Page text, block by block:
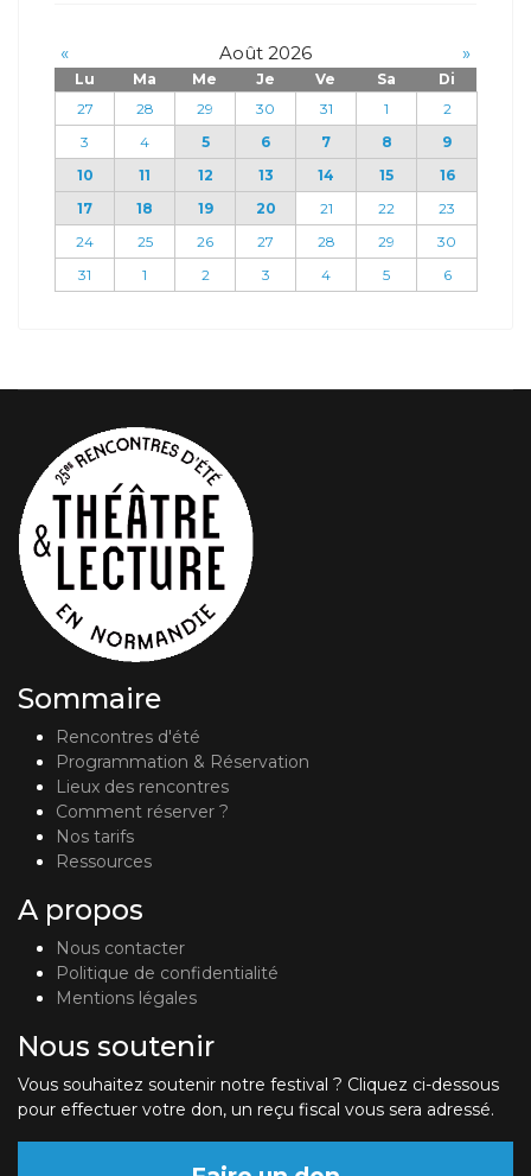
« Août 2026 »
Lu Ma Me Je Ve Sa
Di
27
28 29 30 31 1
2
3
4 5 6 7 8
9
10
11 12 13 14 15
16
17
18 19 20 21 22
23
24
25 26 27 28 29
30
31
1 2 3 4 5 6
Sommaire
Rencontres d'été
Programmation & Réservation
Lieux des rencontres
Comment réserver ?
Nos tarifs
Ressources
A propos
Nous contacter
Politique de confidentialité
Mentions légales
Nous soutenir
Vous souhaitez soutenir notre festival ? Cliquez ci-dessous
pour effectuer votre don, un reçu fiscal vous sera adressé.